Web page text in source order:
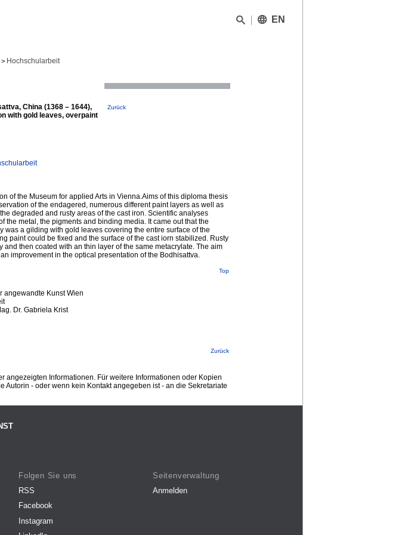
EN
> Hochschularbeit
China (1368 – 1644),
with gold leaves, overpaint
Zurück
of the Museum for applied Arts in Vienna.Aims of this diploma thesis
of the endagered, numerous different paint layers as well as
degraded and rusty areas of the cast iron. Scientific analyses
the metal, the pigments and binding media. It came out that the
was a gilding with gold leaves covering the entire surface of the
paint could be fixed and the surface of the cast iorn stabilized. Rusty
then coated with an thin layer of the same metacrylate. The aim
improvement in the optical presentation of the Bodhisattva.
Top
angewandte Kunst Wien
Dr. Gabriela Krist
Zurück
angezeigten Informationen. Für weitere Informationen oder Kopien
Autorin - oder wenn kein Kontakt angegeben ist - an die Sekretariate
Folgen Sie uns
RSS
Facebook
Instagram
Seitenverwaltung
Anmelden